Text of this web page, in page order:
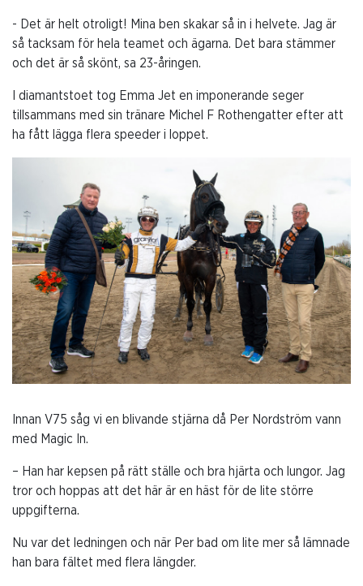
- Det är helt otroligt! Mina ben skakar så in i helvete. Jag är
så tacksam för hela teamet och ägarna. Det bara stämmer
och det är så skönt, sa 23-åringen.
I diamantstoet tog Emma Jet en imponerande seger
tillsammans med sin tränare Michel F Rothengatter efter att
ha fått lägga flera speeder i loppet.
Innan V75 såg vi en blivande stjärna då Per Nordström vann
med Magic In.
– Han har kepsen på rätt ställe och bra hjärta och lungor. Jag
tror och hoppas att det här är en häst för de lite större
uppgifterna.
Nu var det ledningen och när Per bad om lite mer så lämnade
han bara fältet med flera längder.